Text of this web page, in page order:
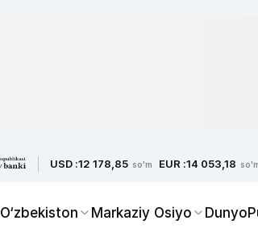
USD :12 178,85 so'm EUR :14 053,18
O‘zbekiston Markaziy Osiyo Dunyo